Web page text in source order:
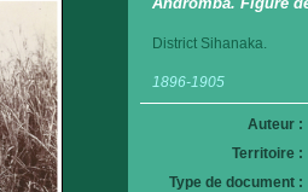
District Sihanaka.
1896-1905
Auteur :
Territoire :
Type de document :